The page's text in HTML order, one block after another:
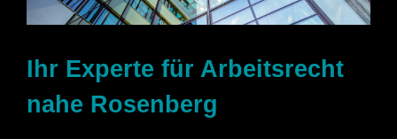
Ihr Experte für Arbeitsrecht
nahe Rosenberg